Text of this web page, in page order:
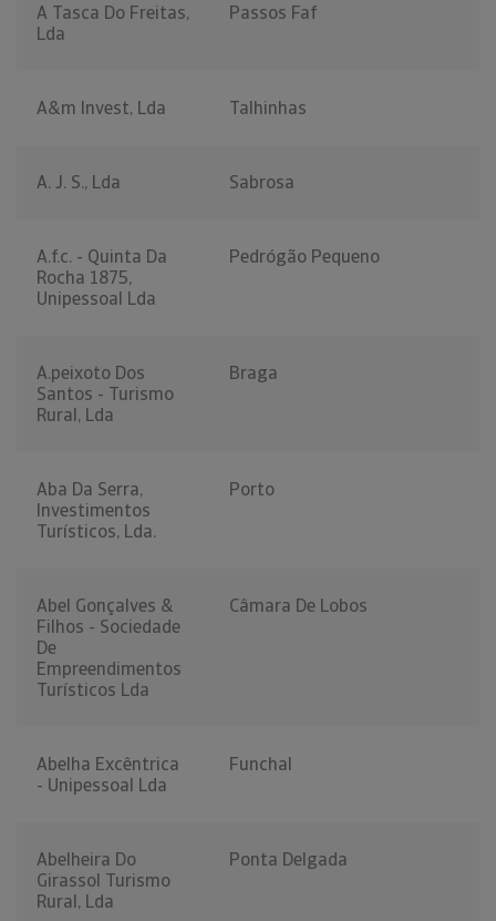
A Tasca Do Freitas,
Lda
Passos Faf
A&m Invest, Lda Talhinhas
A. J. S., Lda Sabrosa
A.f.c. - Quinta Da
Rocha 1875,
Unipessoal Lda
Pedrógão Pequeno
A.peixoto Dos
Santos - Turismo
Rural, Lda
Braga
Aba Da Serra,
Investimentos
Turísticos, Lda.
Porto
Abel Gonçalves &
Filhos - Sociedade
De
Empreendimentos
Turísticos Lda
Câmara De Lobos
Abelha Excêntrica
- Unipessoal Lda
Funchal
Abelheira Do
Girassol Turismo
Rural, Lda
Ponta Delgada